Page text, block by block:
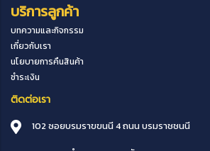
บริการลูกค้า
บทความและกิจกรรม
เกี่ยวกับเรา
นโยบายการคืนสินค้า
ชำระเงิน
ติดต่อเรา
102 ซอยบรมราขขนนี 4 ถนน บรมราชชนนี